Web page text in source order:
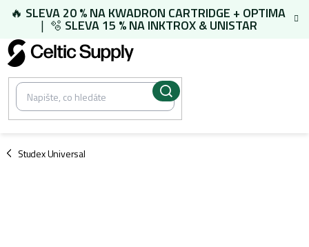
Přejít
obsah
🔥 SLEVA 20 % NAKWADRON CARTRIDGE + OPTIMA
| 🫧 SLEVA 15 % NAINKTROX & UNISTAR
Studex Universal
/